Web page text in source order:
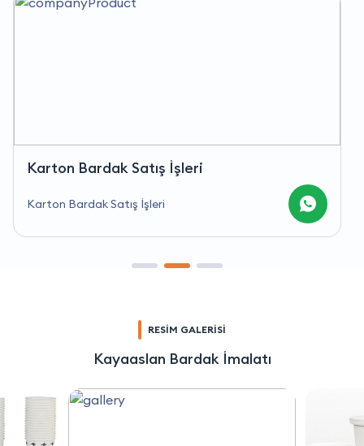
Karton Bardak Satış İşleri
Karton Bardak Satış İşleri
RESİM GALERİSİ
Kayaaslan Bardak İmalatı